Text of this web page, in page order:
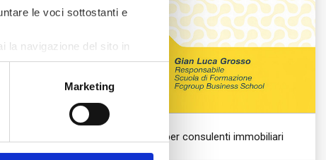
le voci sottostanti e
la navigazione del sito in
Marketing
Percorso di formazione per consulenti immobiliari